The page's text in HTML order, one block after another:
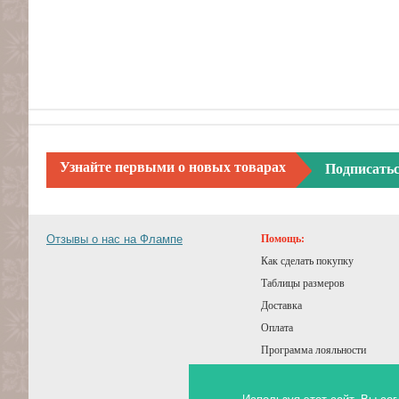
Узнайте первыми о новых товарах
Отзывы о нас на Флампе
Помощь:
Как сделать покупку
Таблицы размеров
Доставка
Оплата
Программа лояльности
Советы покупателям